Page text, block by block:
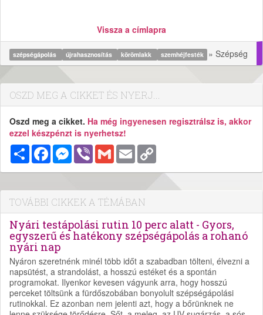
Vissza a címlapra
szépségápolás újrahasznosítás körömlakk szemhéjfesték » Szépség
OSZD MEG A CIKKET ÉS NYERJ...
Oszd meg a cikket. Ha még ingyenesen regisztrálsz is, akkor
ezzel készpénzt is nyerhetsz!
MegosztásFacebookMessenger
Viber Gmail Email
TOVÁBBI CIKKEK A TÉMÁBAN
Nyári testápolási rutin 10 perc alatt - Gyors,
egyszerű és hatékony szépségápolás a rohanó
nyári nap
Nyáron szeretnénk minél több időt a szabadban tölteni, élvezni a
napsütést, a strandolást, a hosszú estéket és a spontán
programokat. Ilyenkor kevesen vágyunk arra, hogy hosszú
perceket töltsünk a fürdőszobában bonyolult szépségápolási
rutinokkal. Ez azonban nem jelenti azt, hogy a bőrünknek ne